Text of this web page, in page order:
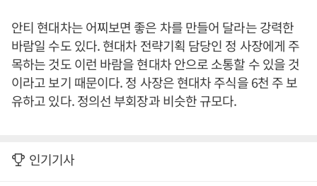
안티 현대차는 어찌보면 좋은 차를 만들어 달라는 강력한
바람일 수도 있다. 현대차 전략기획 담당인 정 사장에게 주
목하는 것도 이런 바람을 현대차 안으로 소통할 수 있을 것
이라고 보기 때문이다. 정 사장은 현대차 주식을 6천 주 보
유하고 있다. 정의선 부회장과 비슷한 규모다.
인기기사